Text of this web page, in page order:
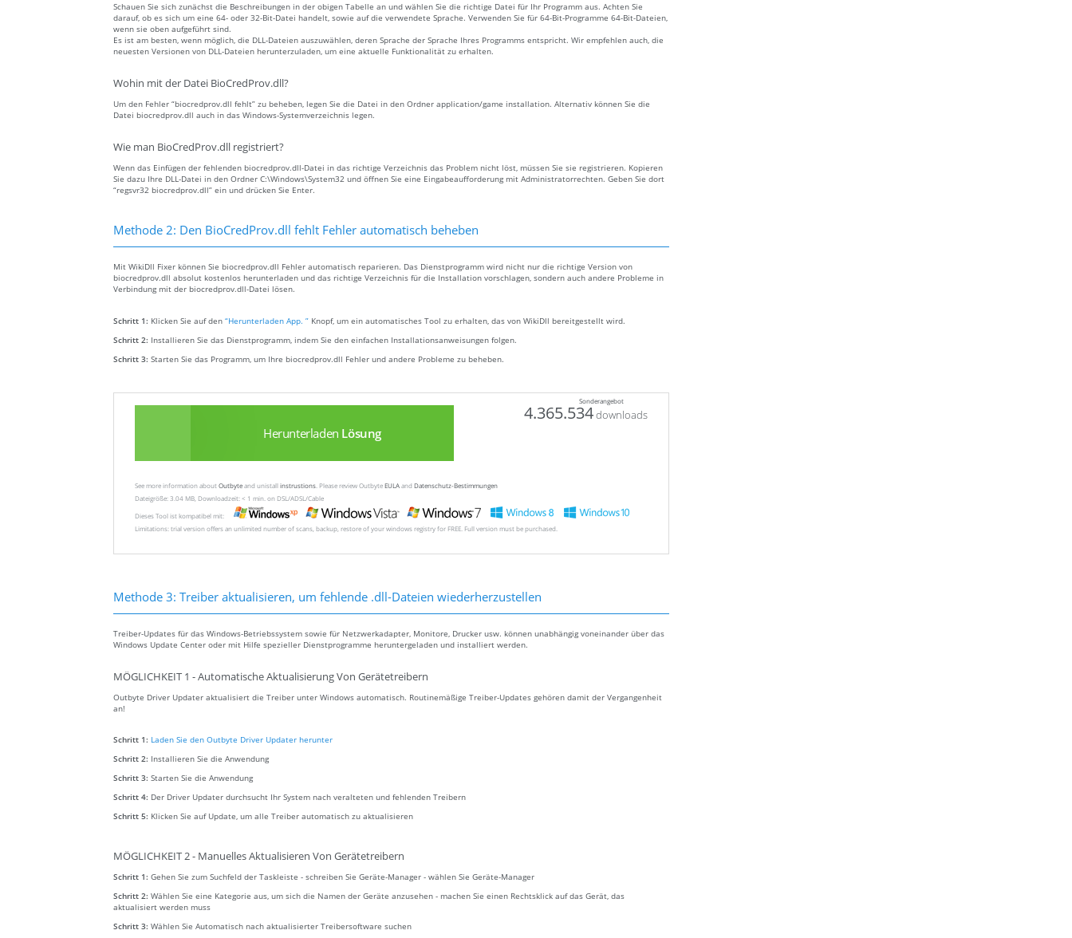
Schauen Sie sich zunächst die Beschreibungen in der obigen Tabelle an und wählen Sie die richtige Datei für Ihr Programm aus. Achten Sie
darauf, ob es sich um eine 64- oder 32-Bit-Datei handelt, sowie auf die verwendete Sprache. Verwenden Sie für 64-Bit-Programme 64-Bit-Dateien,
wenn sie oben aufgeführt sind.
Es ist am besten, wenn möglich, die DLL-Dateien auszuwählen, deren Sprache der Sprache Ihres Programms entspricht. Wir empfehlen auch, die
neuesten Versionen von DLL-Dateien herunterzuladen, um eine aktuelle Funktionalität zu erhalten.
Wohin mit der Datei BioCredProv.dll?
Um den Fehler “biocredprov.dll fehlt” zu beheben, legen Sie die Datei in den Ordner application/game installation. Alternativ können Sie die
Datei biocredprov.dll auch in das Windows-Systemverzeichnis legen.
Wie man BioCredProv.dll registriert?
Wenn das Einfügen der fehlenden biocredprov.dll-Datei in das richtige Verzeichnis das Problem nicht löst, müssen Sie sie registrieren. Kopieren
Sie dazu Ihre DLL-Datei in den Ordner C:\Windows\System32 und öffnen Sie eine Eingabeaufforderung mit Administratorrechten. Geben Sie dort
“regsvr32 biocredprov.dll” ein und drücken Sie Enter.
Methode 2: Den BioCredProv.dll fehlt Fehler automatisch beheben
Mit WikiDll Fixer können Sie biocredprov.dll Fehler automatisch reparieren. Das Dienstprogramm wird nicht nur die richtige Version von
biocredprov.dll absolut kostenlos herunterladen und das richtige Verzeichnis für die Installation vorschlagen, sondern auch andere Probleme in
Verbindung mit der biocredprov.dll-Datei lösen.
Schritt 1: Klicken Sie auf den “Herunterladen App. ” Knopf, um ein automatisches Tool zu erhalten, das von WikiDll bereitgestellt wird.
Schritt 2: Installieren Sie das Dienstprogramm, indem Sie den einfachen Installationsanweisungen folgen.
Schritt 3: Starten Sie das Programm, um Ihre biocredprov.dll Fehler und andere Probleme zu beheben.
Sonderangebot
Herunterladen Lösung
4.365.534downloads
See more information about Outbyteand unistallinstrustions . Please review OutbyteEULAandDatenschutz-Bestimmungen
Dateigröße: 3.04 MB, Downloadzeit: < 1 min. on DSL/ADSL/Cable
Dieses Tool ist kompatibel mit:
Limitations: trial version offers an unlimited number of scans, backup, restore of your windows registry for FREE. Full version must be purchased.
Methode 3: Treiber aktualisieren, um fehlende .dll-Dateien wiederherzustellen
Treiber-Updates für das Windows-Betriebssystem sowie für Netzwerkadapter, Monitore, Drucker usw. können unabhängig voneinander über das
Windows Update Center oder mit Hilfe spezieller Dienstprogramme heruntergeladen und installiert werden.
MÖGLICHKEIT 1 - Automatische Aktualisierung Von Gerätetreibern
Outbyte Driver Updater aktualisiert die Treiber unter Windows automatisch. Routinemäßige Treiber-Updates gehören damit der Vergangenheit
an!
Schritt 1: Laden Sie den Outbyte Driver Updater herunter
Schritt 2: Installieren Sie die Anwendung
Schritt 3: Starten Sie die Anwendung
Schritt 4: Der Driver Updater durchsucht Ihr System nach veralteten und fehlenden Treibern
Schritt 5: Klicken Sie auf Update, um alle Treiber automatisch zu aktualisieren
MÖGLICHKEIT 2 - Manuelles Aktualisieren Von Gerätetreibern
Schritt 1: Gehen Sie zum Suchfeld der Taskleiste - schreiben Sie Geräte-Manager - wählen Sie Geräte-Manager
Schritt 2: Wählen Sie eine Kategorie aus, um sich die Namen der Geräte anzusehen - machen Sie einen Rechtsklick auf das Gerät, das
aktualisiert werden muss
Schritt 3: Wählen Sie Automatisch nach aktualisierter Treibersoftware suchen